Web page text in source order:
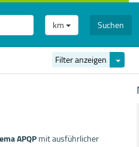
km Suchen
Filter anzeigen
Filter
ein-/
APQPmit ausführlicher